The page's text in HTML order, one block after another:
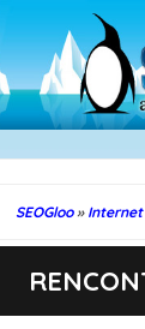
SEOGloo » Internet